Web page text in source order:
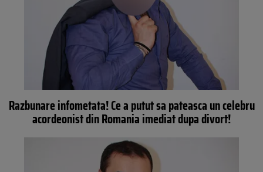
Razbunare infometata! Ce a putut sa pateasca un celebru
acordeonist din Romania imediat dupa divort!